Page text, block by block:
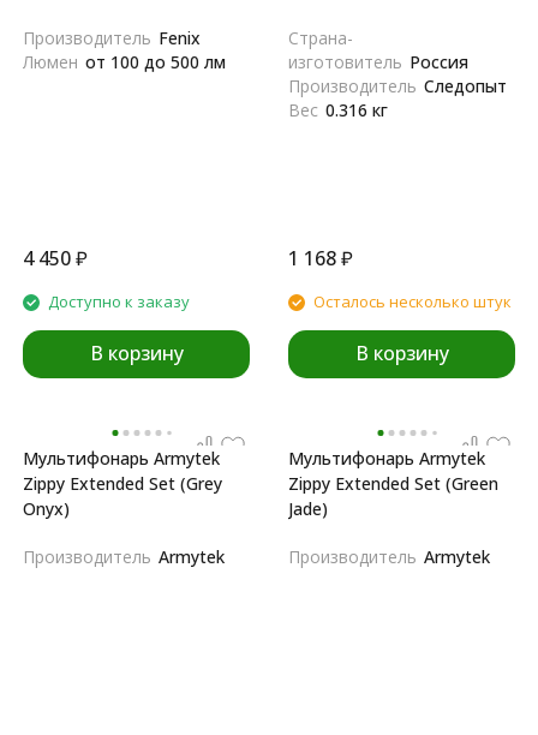
Производитель Fenix
Люмен от 100 до 500 лм
4 450₽
Доступно к заказу
В корзину
Страна-
изготовитель Россия
Производитель Следопыт
Вес 0.316 кг
1 168₽
Осталось несколько штук
В корзину
Мультифонарь Armytek
Zippy Extended Set (Grey
Onyx)
Производитель Armytek
Мультифонарь Armytek
Zippy Extended Set (Green
Jade)
Производитель Armytek